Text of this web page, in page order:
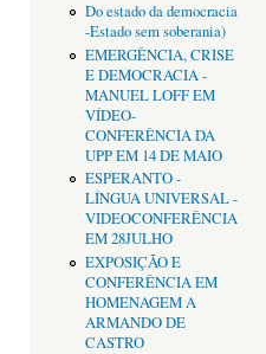
Do estado da democracia
-Estado sem soberania)
EMERGÊNCIA, CRISE
E DEMOCRACIA -
MANUEL LOFF EM
VÍDEO-
CONFERÊNCIA DA
UPP EM 14 DE MAIO
ESPERANTO -
LÍNGUA UNIVERSAL -
VIDEOCONFERÊNCIA
EM 28JULHO
EXPOSIÇÃO E
CONFERÊNCIA EM
HOMENAGEM A
ARMANDO DE
CASTRO